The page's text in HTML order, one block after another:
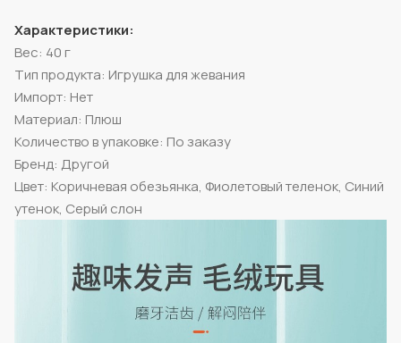
Характеристики:
Вес: 40 г
Тип продукта: Игрушка для жевания
Импорт: Нет
Материал: Плюш
Количество в упаковке: По заказу
Бренд: Другой
Цвет: Коричневая обезьянка, Фиолетовый теленок, Синий
утенок, Серый слон